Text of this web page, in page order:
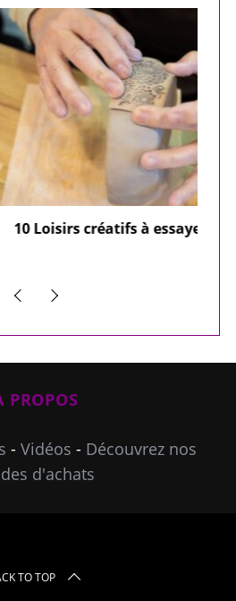
à essayer absolument
PROPOS
- Vidéos - Découvrez nos
d'achats
TO TOP